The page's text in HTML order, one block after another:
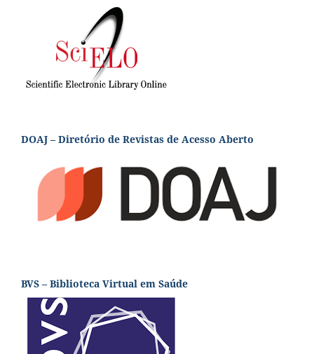
DOAJ – Diretório de Revistas de Acesso Aberto
BVS – Biblioteca Virtual em Saúde